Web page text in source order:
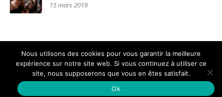
15 mars 2019
Mentions légales
Nous contacter
Copyright © PM Dignités - L'info sociale, solidaire et engagée–
Thème Glob parFameThemes
Nous utilisons des cookies pour vous garantir la meilleure
expérience sur notre site web. Si vous continuez à utiliser ce
site, nous supposerons que vous en êtes satisfait.
Ok